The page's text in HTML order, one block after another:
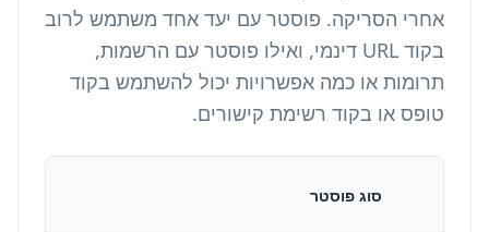
אחרי הסריקה. פוסטר עם יעד אחד משתמש לרוב
בקוד URL דינמי, ואילו פוסטר עם הרשמות,
תרומות או כמה אפשרויות יכול להשתמש בקוד
טופס או בקוד רשימת קישורים.
סוג פוסטר